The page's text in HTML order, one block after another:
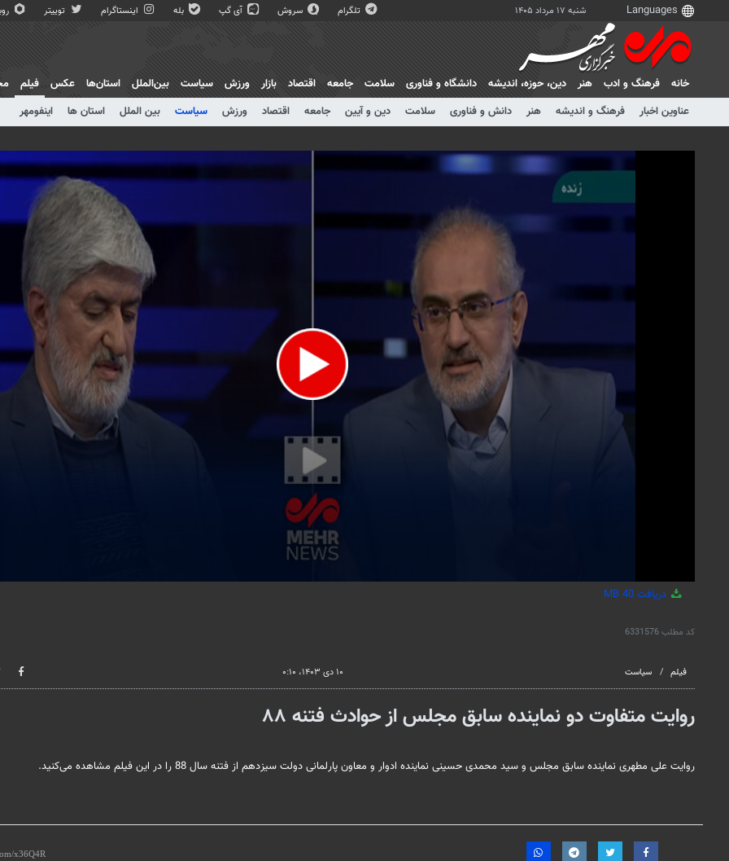
شنبه ۱۷ مرداد ۱۴۰۵ تلگرام سروش آی گپ بله اینستاگرام توییتر
خانه فرهنگ و ادب هنر دين، حوزه، انديشه دانشگاه و فناوری سلامت جامعه اقتصاد بازار ورزش سیاست بین‌الملل استان‌ها عکس
فیلم
عناوین اخبار
فرهنگ و اندیشه هنر دانش و فناوری سلامت دین و آیین جامعه اقتصاد ورزش سیاست بین الملل استان ها اینفومهر
دریافت 40 MB
کد مطلب6331576
فیلم سیاست ۱۰ دی ۱۴۰۳، ۰:۱۰
روایت متفاوت دو نماینده سابق مجلس از حوادث فتنه ۸۸
روایت علی مطهری نماینده سابق مجلس و سید محمدی حسینی نماینده ادوار و معاون پارلمانی دولت سیزدهم از فتنه سال 88 را در این فیلم مشاهده می‌کنید.